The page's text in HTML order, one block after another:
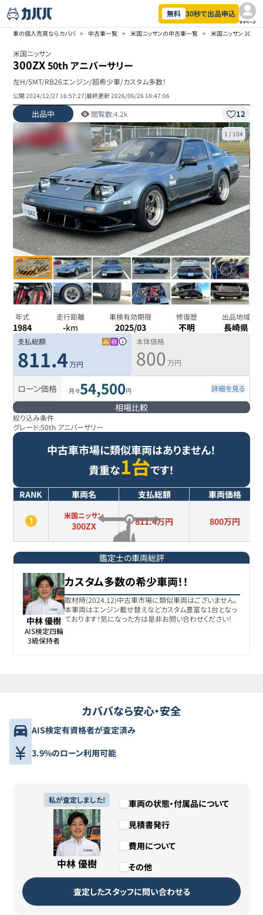
無料 30秒で出品申込
マイページ
車の個人売買ならカババ > 中古車一覧 > 米国ニッサンの中古車一覧 > 米国ニッサン
米国ニッサン
300ZX50th アニバーサリー
左H/5MT/RB26エンジン/超希少車/カスタム多数！
公開2024/12/27 16:57:27|最終更新2026/06/26 18:47:06
出品中 閲覧数:4.2k 12
1 / 104
年式
1984
走行距離
-km
車検有効期限
2025/03
修復歴
不明
出品地域
長崎県
支払総額
811.4 万円
本体価格
800 万円
ローン価格 月々54,500円 詳細を見る
相場比較
絞り込み条件
グレード:50th アニバーサリー
中古車市場に類似車両はありません！
貴重な1台です！
RANK 車両名 支払総額 車両価格
米国ニッサン
300ZX 811.4万円 800万円
鑑定士の車両総評
中林 優樹
AIS検定四輪
3級保持者
カスタム多数の希少車両！！
取材時(2024.12)中古車市場に類似車両はございません。
本車両はエンジン載せ替えなどカスタム豊富な1台となっ
ております！気になった方は是非お問い合わせください！
カババなら安心・安全
AIS検定有資格者が査定済み
3.9%のローン利用可能
私が査定しました!
中林 優樹
車両の状態・付属品について
見積書発行
費用について
その他
査定したスタッフに問い合わせる